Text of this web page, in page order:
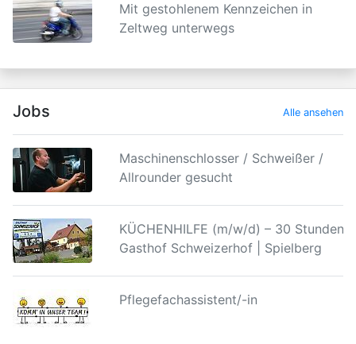
Mit gestohlenem Kennzeichen in
Zeltweg unterwegs
Jobs Alle ansehen
Maschinenschlosser / Schweißer /
Allrounder gesucht
KÜCHENHILFE (m/w/d) – 30 Stunden |
Gasthof Schweizerhof | Spielberg
Pflegefachassistent/-in